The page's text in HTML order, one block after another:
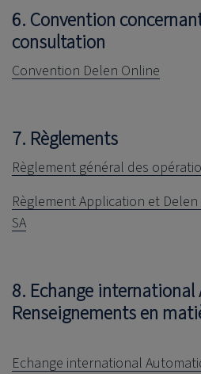
6. Convention
consultation
Convention Delen Online
7. Règlements
Règlement général des
Règlement Application et
SA
8. Echange
Renseignements en
Echange international